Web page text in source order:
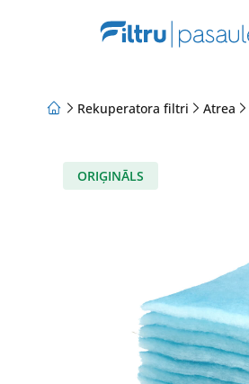
Rekuperatora filtri Atrea
ORIĢINĀLS